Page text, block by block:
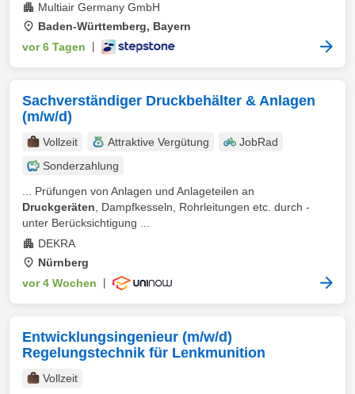
Multiair Germany GmbH
Baden-Württemberg, Bayern
vor 6 Tagen
Sachverständiger Druckbehälter & Anlagen
(m/w/d)
Vollzeit Attraktive Vergütung
JobRad
Sonderzahlung
... Prüfungen von Anlagen und Anlageteilen an
Druckgeräten , Dampfkesseln, Rohrleitungen etc. durch -
unter Berücksichtigung ...
DEKRA
Nürnberg
vor 4 Wochen
Entwicklungsingenieur (m/w/d)
Regelungstechnik für Lenkmunition
Vollzeit